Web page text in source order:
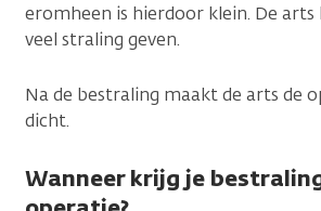
eromheen is hierdoor klein. De arts
veel straling geven.
Na de bestraling maakt de arts de
dicht.
Wanneer krijg je